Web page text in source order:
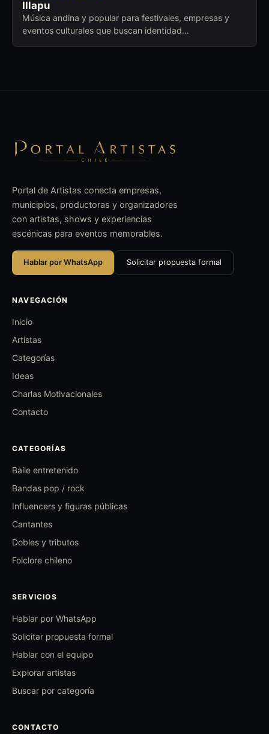
Illapu
Música andina y popular para festivales, empresas y
eventos culturales que buscan identidad
Portal de Artistas conecta empresas,
municipios, productoras y organizadores
con artistas, shows y experiencias
escénicas para eventos memorables.
Hablar por WhatsApp Solicitar propuesta formal
NAVEGACIÓN
Inicio
Artistas
Categorías
Ideas
Charlas Motivacionales
Contacto
CATEGORÍAS
Baile entretenido
Bandas pop / rock
Influencers y figuras públicas
Cantantes
Dobles y tributos
Folclore chileno
SERVICIOS
Hablar por WhatsApp
Solicitar propuesta formal
Hablar con el equipo
Explorar artistas
Buscar por categoría
CONTACTO